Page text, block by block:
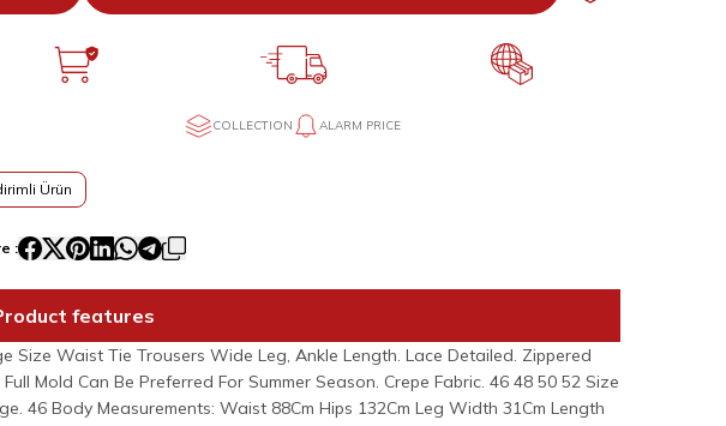
COLLECTION ALARM PRICE
Ürün
:
features
Size Waist Tie Trousers Wide Leg, Ankle Length. Lace Detailed. Zippered
Mold Can Be Preferred For Summer Season. Crepe Fabric. 46 48 50 52 Size
46 Body Measurements: Waist 88Cm Hips 132Cm Leg Width 31Cm Length